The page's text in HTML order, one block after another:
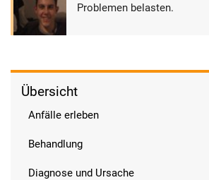
Problemen belasten.
Übersicht
Anfälle erleben
Behandlung
Diagnose und Ursache